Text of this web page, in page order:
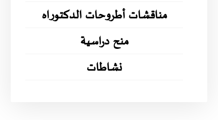
مناقشات أطروحات الدكتوراه
منح دراسية
نشاطات